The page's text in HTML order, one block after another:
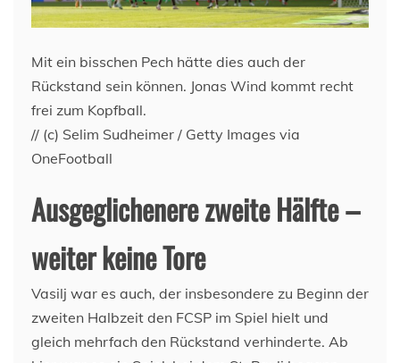
Mit ein bisschen Pech hätte dies auch der
Rückstand sein können. Jonas Wind kommt recht
frei zum Kopfball.
// (c) Selim Sudheimer / Getty Images via
OneFootball
Ausgeglichenere zweite Hälfte –
weiter keine Tore
Vasilj war es auch, der insbesondere zu Beginn der
zweiten Halbzeit den FCSP im Spiel hielt und
gleich mehrfach den Rückstand verhinderte. Ab